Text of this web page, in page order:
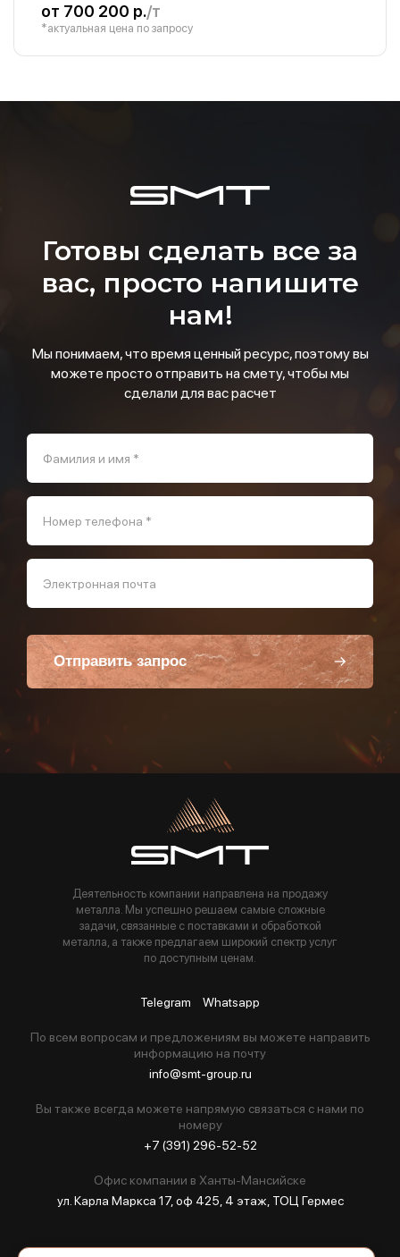
от 700 200 р./т
*актуальная цена по запросу
Готовы сделать все за
вас, просто напишите
нам!
Мы понимаем, что время ценный ресурс, поэтому вы
можете просто отправить на смету, чтобы мы
сделали для вас расчет
Фамилия и имя *
Номер телефона *
Электронная почта
Отправить запрос
Пользуясь данной формой вы соглашаетесь с политикой компании
Деятельность компании направлена на продажу
металла. Мы успешно решаем самые сложные
задачи, связанные с поставками и обработкой
металла, а также предлагаем широкий спектр услуг
по доступным ценам.
Telegram Whatsapp
По всем вопросам и предложениям вы можете направить
информацию на почту
info@smt-group.ru
Вы также всегда можете напрямую связаться с нами по
номеру
+7 (391) 296-52-52
Офис компании в Ханты-Мансийске
ул. Карла Маркса 17, оф 425, 4 этаж, ТОЦ Гермес